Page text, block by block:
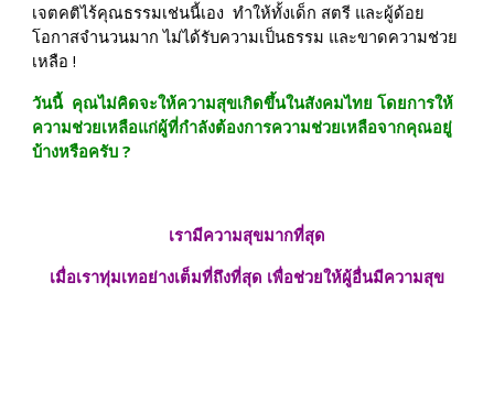
เจตคติไร้คุณธรรมเช่นนี้เอง  ทำให้ทั้งเด็ก สตรี และผู้ด้อย
โอกาสจำนวนมาก ไม่ได้รับความเป็นธรรม และขาดความช่วย
เหลือ !
วันนี้  คุณไม่คิดจะให้ความสุขเกิดขึ้นในสังคมไทย โดยการให้
ความช่วยเหลือแก่ผู้ที่กำลังต้องการความช่วยเหลือจากคุณอยู่
บ้างหรือครับ ?
เรามีความสุขมากที่สุด
เมื่อเราทุ่มเทอย่างเต็มที่ถึงที่สุด เพื่อช่วยให้ผู้อื่นมีความสุข